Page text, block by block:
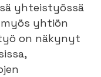
yhteistyössä
yhtiön
on näkynyt